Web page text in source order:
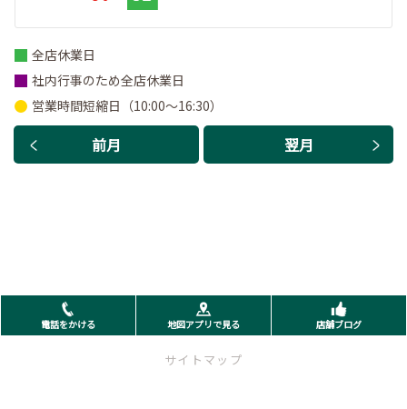
前月 翌月
全店休業日
社内行事のため全店休業日
営業時間短縮日（10:00～16:30）
電話をかける 地図アプリで見る 店舗ブログ
サイトマップ